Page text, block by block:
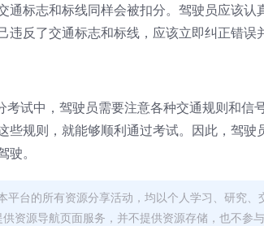
通标志和标线同样会被扣分。驾驶员应该
违反了交通标志和标线，应该立即纠正错误
考试中，驾驶员需要注意各种交通规则和信
些规则，就能够顺利通过考试。因此，驾
。
平台的所有资源分享活动，均以个人学习、研究
资源导航页面服务，并不提供资源存储，也不参